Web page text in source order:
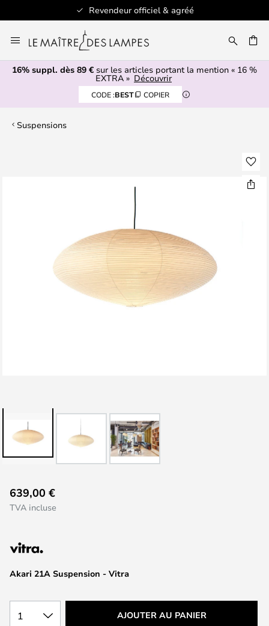
Revendeur officiel & agréé
au
contenu
16% suppl. dès 89 € sur les articles portant la mention « 16 %
EXTRA » Découvrir
CODE :BEST COPIER
Suspensions
to
the
the
images
Akari 21A Suspension - Vitra
639,00 €
TVA incluse
1 AJOUTER AU PANIER